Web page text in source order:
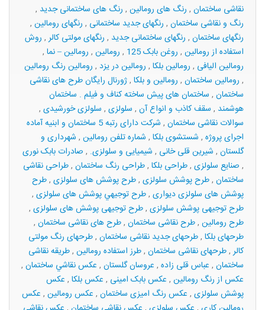
نقاشی ساختمان , رنگ های رومالین , رنگ های ساختمانی جدید ,
رنگ و نقاشی ساختمان , رنگهای جدید ساختمانی , رنگهای رومالین ,
رنگهای ساختمان , رنگهای ساختمانی جدید , رنگهای مولتی کالر, روش
استفاده از رومالین , روغن بابک 125 , رومالین , رومالین – نما ,
رومالین الیافی , رومالین بلکا , رومالین در یزد , رومالین رنگ رومالین
, رومالین ساختمان , رومالین و بلکا ,ژورنال رایگان طرح های نقاشی
ساختمان , ساختمان های پیش ساخته کناف و فیلم . ساختمان
هوشمند , سقف کاذب و انواع آن , سلولزی , سلولزی خورشیدی ,
سوالات نقاشی ساختمان ,
شرکت دارای رتبه 5 ساختمان و ابنیه آماده
اجرای پروژه , شستشوی بلکا , شماره تلفن رومالین , شهرداری و
گلستان , شیرین قلی خانی , شیمیایی و سلولزی. , صادرات بابک نوری
, صنایع سلولزی ,طراحی بلکا ,طراحی رنگ ساختمان ,طراحی نقاشی
ساختمان ,طرح پوشش سلولزی ,طرح پوشش های سلولزی ,طرح
پوشش های سلولزی دیواری ,طرح توجيهي پوشش های سلولزی ,
طرح توجیهی پوشش سلولزی ,طرح توجیهی پوشش های سلولزی ,
طرح رومالین ,طرح نقاشی ساختمان ,طرح های نقاشی ساختمان ,
طرحهای بلکا ,طرحهای جدید نقاشی ساختمان ,طرحهای رنگ مولتی
کالر,طرحهای نقاشی ساختمان ,طرز استفاده رومالین ,طریقه نقاشی
ساختمان , عباس قلی زاده , عروسان گلستان , عكس نقاشي ساختمان ,
عکس از رنگ رومالین , عکس بابک امینی , عکس بلکا , عکس
پوشش سلولزی , عکس رنگ امیزی ساختمان , عکس رومالین , عکس